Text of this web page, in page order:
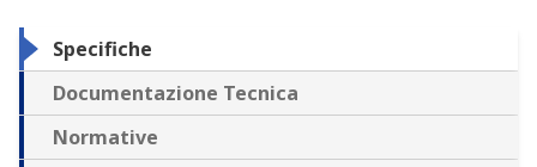
Specifiche
Documentazione Tecnica
Normative